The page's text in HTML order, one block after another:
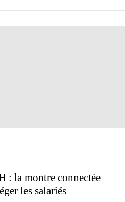
: la montre connectée
les salariés